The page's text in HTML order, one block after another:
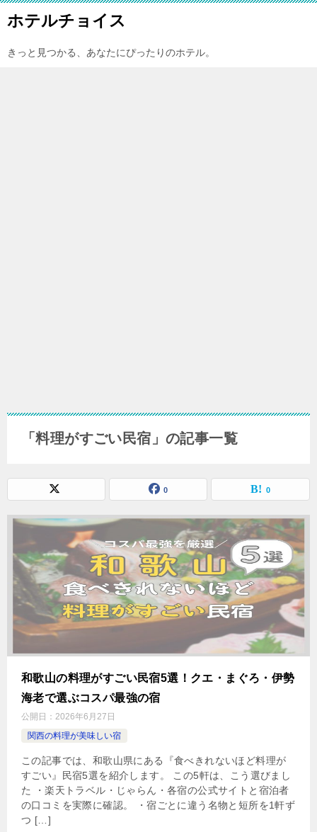
ホテルチョイス
きっと見つかる、あなたにぴったりのホテル。
「料理がすごい民宿」の記事一覧
0 0
和歌山の料理がすごい民宿5選！クエ・まぐろ・伊勢
海老で選ぶコスパ最強の宿
公開日： 2026年6月27日
関西の料理が美味しい宿
この記事では、和歌山県にある『食べきれないほど料理が
すごい』民宿5選を紹介します。 この5軒は、こう選びまし
た ・楽天トラベル・じゃらん・各宿の公式サイトと宿泊者
の口コミを実際に確認。 ・宿ごとに違う名物と短所を1軒ず
つ […]